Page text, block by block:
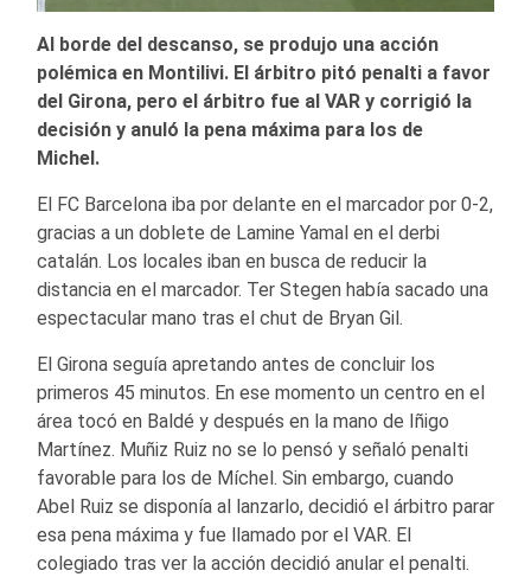
Al borde del descanso, se produjo una acción
polémica en Montilivi. El árbitro pitó penalti a favor
del Girona, pero el árbitro fue al VAR y corrigió la
decisión y anuló la pena máxima para los de
Michel.
El FC Barcelona iba por delante en el marcador por 0-2,
gracias a un doblete de Lamine Yamal en el derbi
catalán. Los locales iban en busca de reducir la
distancia en el marcador. Ter Stegen había sacado una
espectacular mano tras el chut de Bryan Gil.
El Girona seguía apretando antes de concluir los
primeros 45 minutos. En ese momento un centro en el
área tocó en Baldé y después en la mano de Iñigo
Martínez. Muñiz Ruiz no se lo pensó y señaló penalti
favorable para los de Míchel. Sin embargo, cuando
Abel Ruiz se disponía al lanzarlo, decidió el árbitro parar
esa pena máxima y fue llamado por el VAR. El
colegiado tras ver la acción decidió anular el penalti.